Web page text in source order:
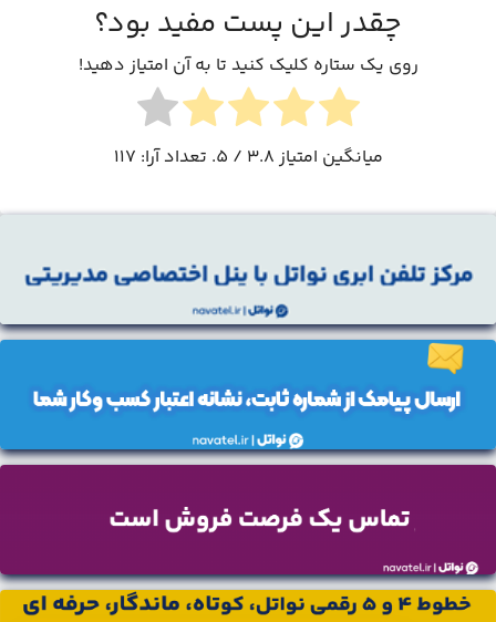
چقدر این پست مفید بود؟
روی یک ستاره کلیک کنید تا به آن امتیاز دهید!
میانگین امتیاز 3.8 / 5. تعداد آرا: 117